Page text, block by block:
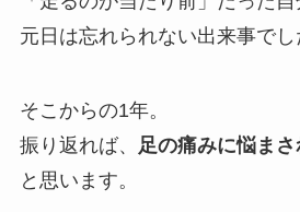
元日は忘れられない出来事でし
そこからの1年。
振り返れば、
足の痛みに悩ま
と思います。